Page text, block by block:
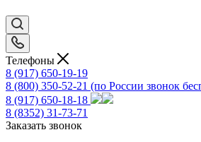
Телефоны
8 (917) 650-19-19
8 (800) 350-52-21 (по России звонок
8 (917) 650-18-18
8 (8352) 31-73-71
Заказать звонок